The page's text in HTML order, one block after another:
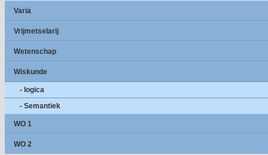
Varia
Vrijmetselarij
Wetenschap
Wiskunde
- logica
- Semantiek
WO 1
WO 2